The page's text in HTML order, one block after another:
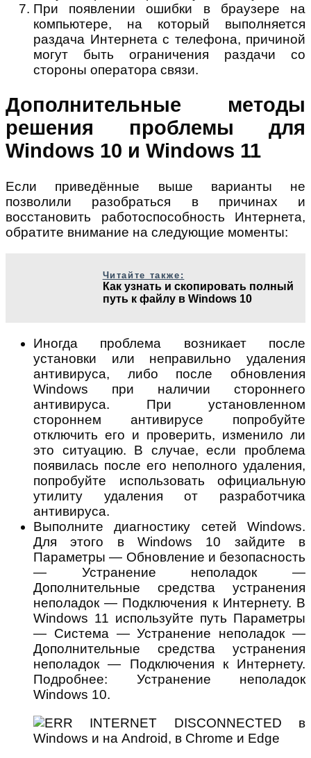
При появлении ошибки в браузере на
компьютере, на который выполняется
раздача Интернета с телефона, причиной
могут быть ограничения раздачи со
стороны оператора связи.
Дополнительные методы
решения проблемы для
Windows 10 и Windows 11
Если приведённые выше варианты не
позволили разобраться в причинах и
восстановить работоспособность Интернета,
обратите внимание на следующие моменты:
Читайте также:
Как узнать и скопировать полный
путь к файлу в Windows 10
Иногда проблема возникает после
установки или неправильно удаления
антивируса, либо после обновления
Windows при наличии стороннего
антивируса. При установленном
стороннем антивирусе попробуйте
отключить его и проверить, изменило ли
это ситуацию. В случае, если проблема
появилась после его неполного удаления,
попробуйте использовать официальную
утилиту удаления от разработчика
антивируса.
Выполните диагностику сетей Windows.
Для этого в Windows 10 зайдите в
Параметры — Обновление и безопасность
— Устранение неполадок —
Дополнительные средства устранения
неполадок — Подключения к Интернету. В
Windows 11 используйте путь Параметры
— Система — Устранение неполадок —
Дополнительные средства устранения
неполадок — Подключения к Интернету.
Подробнее: Устранение неполадок
Windows 10.